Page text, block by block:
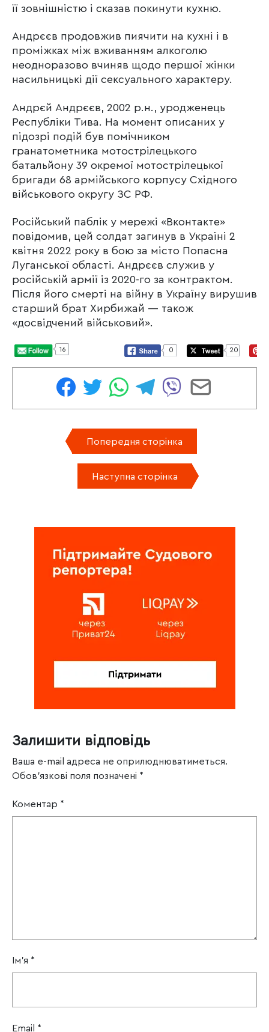
її зовнішністю і сказав покинути кухню.
Андрєєв продовжив пиячити на кухні і в
проміжках між вживанням алкоголю
неодноразово вчиняв щодо першої жінки
насильницькі дії сексуального характеру.
Андрєй Андрєєв, 2002 р.н., уродженець
Республіки Тива. На момент описаних у
підозрі подій був помічником
гранатометника мотострілецького
батальйону 39 окремої мотострілецької
бригади 68 армійського корпусу Східного
військового округу ЗС РФ.
Російський паблік у мережі «Вконтакте»
повідомив, цей солдат загинув в Україні 2
квітня 2022 року в бою за місто Попасна
Луганської області. Андрєєв служив у
російській армії із 2020-го за контрактом.
Після його смерті на війну в Україну вирушив
старший брат Хирбижай — також
«досвідчений військовий».
16 0 20
Попередня сторінка
Наступна сторінка
Залишити відповідь
Ваша e-mail адреса не оприлюднюватиметься.
Обов’язкові поля позначені *
Коментар *
Ім'я *
Email *